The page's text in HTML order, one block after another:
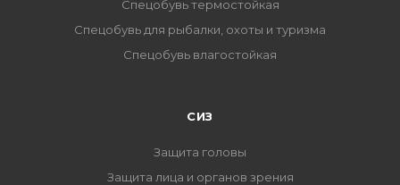
Спецобувь термостойкая
Спецобувь для рыбалки, охоты и туризма
Спецобувь влагостойкая
СИЗ
Защита головы
Защита лица и органов зрения